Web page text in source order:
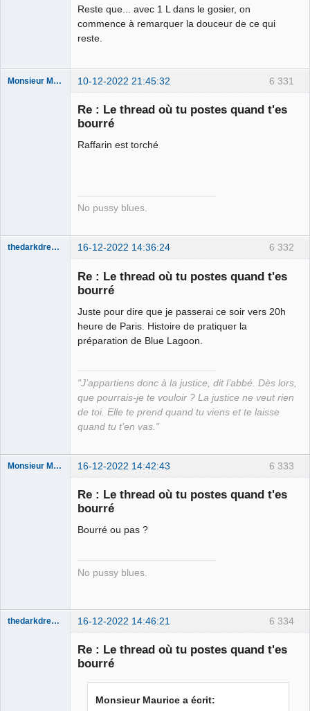
Reste que... avec 1 L dans le gosier, on
commence à remarquer la douceur de ce qui
reste.
6 331
Monsieur Maurice 10-12-2022 21:45:32
Re : Le thread où tu postes quand t'es
bourré
Raffarin est torché
No pussy blues.
6 332
thedarkdreamer 16-12-2022 14:36:24
Re : Le thread où tu postes quand t'es
bourré
Juste pour dire que je passerai ce soir vers 20h
heure de Paris. Histoire de pratiquer la
préparation de Blue Lagoon.
"J’appartiens donc à la justice, dit l’abbé. Dès lors,
que pourrais-je te vouloir ? La justice ne veut rien
de toi. Elle te prend quand tu viens et te laisse
quand tu t’en vas."
6 333
Monsieur Maurice 16-12-2022 14:42:43
Re : Le thread où tu postes quand t'es
bourré
Bourré ou pas ?
No pussy blues.
6 334
thedarkdreamer 16-12-2022 14:46:21
Re : Le thread où tu postes quand t'es
bourré
Monsieur Maurice a écrit: